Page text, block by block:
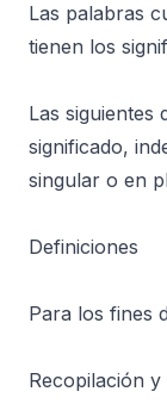
Las palabras
tienen los
Las siguientes
significado,
singular o en
Definiciones
Para los fines
Recopilación